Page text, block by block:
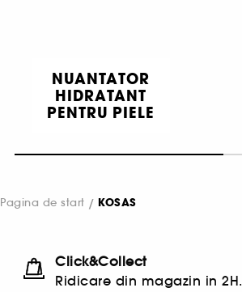
NUANTATOR
HIDRATANT
PENTRU PIELE
Pagina de start KOSAS
Click&Collect
Ridicare din magazin in 2H.